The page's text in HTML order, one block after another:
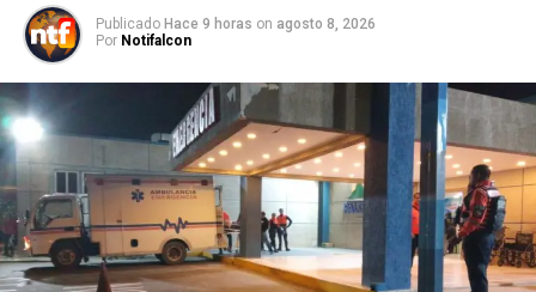
Publicado Hace 9 horas on agosto 8, 2026
Por Notifalcon